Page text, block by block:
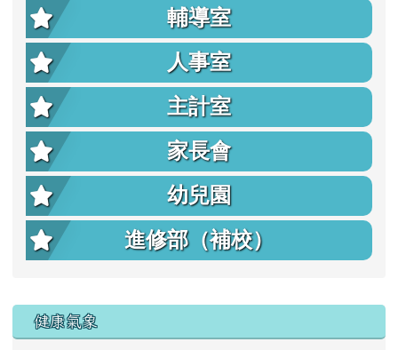
輔導室
人事室
主計室
家長會
幼兒園
進修部（補校）
右邊區域內容
健康氣象